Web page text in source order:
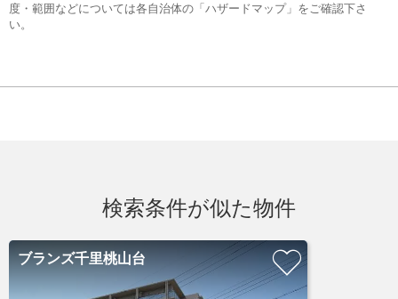
度・範囲などについては各自治体の「ハザードマップ」をご確認下さ
い。
検索条件が似た物件
ブランズ千里桃山台